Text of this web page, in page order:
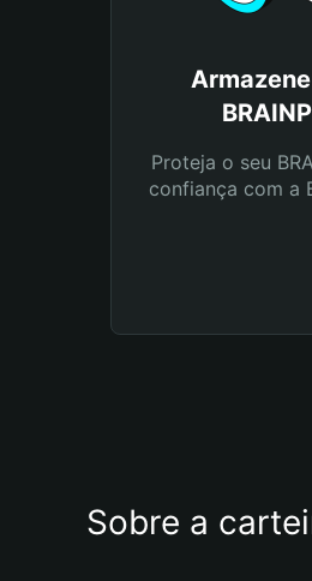
Proteja o seu
confiança com a
Sobre a